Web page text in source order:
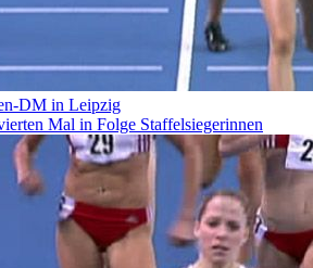
DM in Leipzig
Mal in Folge Staffelsiegerinnen